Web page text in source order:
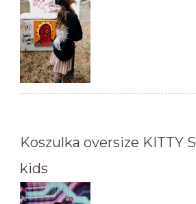
Koszulka oversize KITTY
kids